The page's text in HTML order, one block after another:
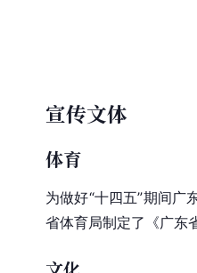
宣传文体
体育
为做好“十四五”期间广
省体育局制定了《广东